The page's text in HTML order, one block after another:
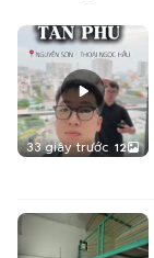
33 giây trước 12